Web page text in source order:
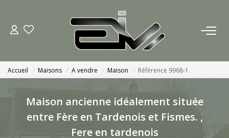
ACCUEIL
AGENCES
Nous Rejoindre
Nos Actualités
Accueil Maisons A vendre Maison Référence 9968-1
Maison ancienne idéalement située
entre Fère en Tardenois et Fismes. ,
Fere en tardenois